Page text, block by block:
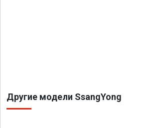
Другие модели SsangYong